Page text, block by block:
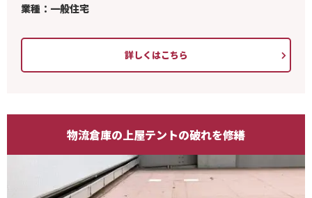
業種：一般住宅
詳しくはこちら
物流倉庫の上屋テントの破れを修繕